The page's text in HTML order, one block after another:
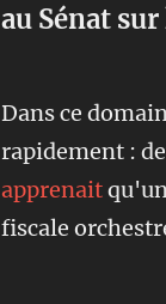
au Sénat
Dans ce
rapidement :
apprenait
fiscale